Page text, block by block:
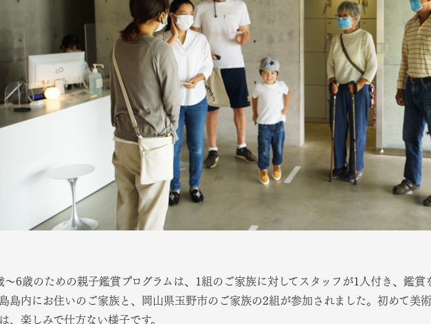
～6歳のための親子鑑賞プログラムは、1組のご家族に対してスタッフが1人付き、鑑賞
島内にお住いのご家族と、岡山県玉野市のご家族の2組が参加されました。初めて美
、楽しみで仕方ない様子です。